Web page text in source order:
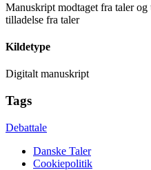
Manuskript modtaget fra taler
tilladelse fra taler
Kildetype
Digitalt manuskript
Tags
Debattale
Danske Taler
Cookiepolitik